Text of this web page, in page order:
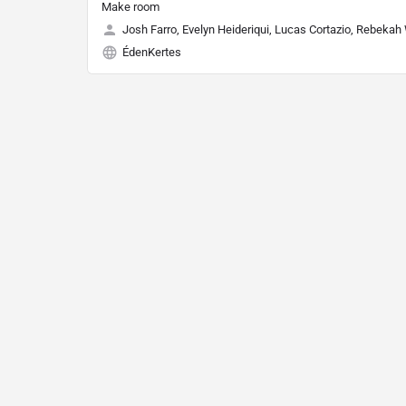
Make room
Josh Farro, Evelyn Heideriqui, Lucas Cortazio, Rebekah
ÉdenKertes